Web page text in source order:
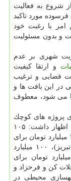
شروع به فعالیت
مورد تاكید
با رغبت خود
و بدون مسئولیت
شهری بر عدم
و ارتقا كیفیت
فضایی و ترغیب
در این بافت ها و
می شود، معطوف
تومان برای پروژه های كوچك
مقیاس محله ای در بودجه ۹۹ شهرداری تهران، اظهار داشت: ۱۰۵
میلیارد تومان برای تملك و ایجاد فضای سبز، ۱۰۰ میلیارد تومان برای
بازآفرینی شهری محور نیلوفری(راه آهن تهران-تبریز)، ۱۰۰ میلیارد
برای راه اندازی پاركینگ عمومی، ۹۰ میلیارد تومان برای
كن و فرحزاد و
بهسازی محیطی در